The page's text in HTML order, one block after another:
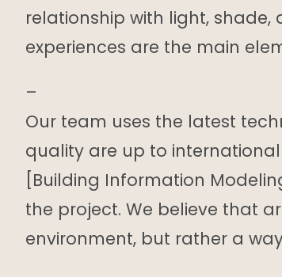
relationship with light,
experiences are the main
–
Our team uses the latest
quality are up to
[Building Information
the project. We believe that
environment, but rather a